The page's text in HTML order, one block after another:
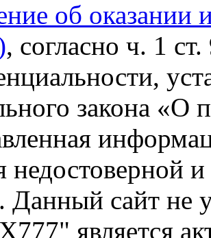
об оказании
, согласно ч. 1
закона «О
недостоверной
сайт не
является